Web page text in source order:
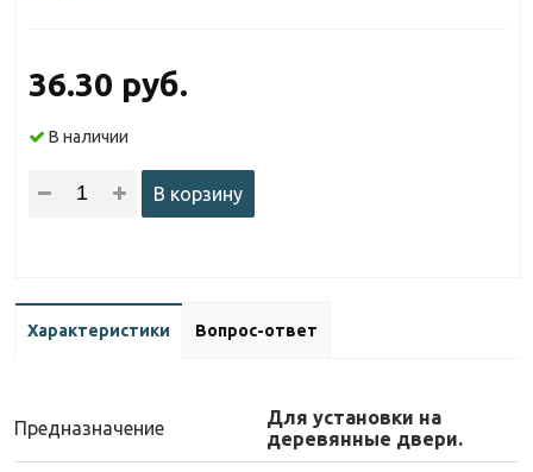
36.30 руб.
В наличии
В корзину
Характеристики Вопрос-ответ
Предназначение
Для установки на
деревянные двери.